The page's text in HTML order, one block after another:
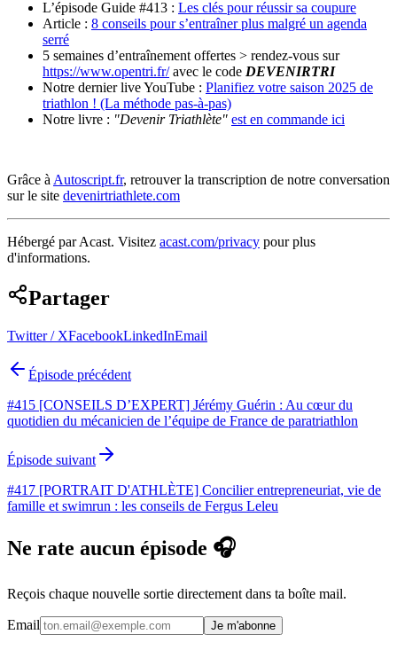
L’épisode Guide #413 : Les clés pour réussir sa coupure
Article : 8 conseils pour s’entraîner plus malgré un agenda
serré
5 semaines d’entraînement offertes > rendez-vous sur
https://www.opentri.fr/avec le code DEVENIRTRI
Notre dernier live YouTube : Planifiez votre saison 2025 de
triathlon ! (La méthode pas-à-pas)
Notre livre : "Devenir Triathlète" est en commande ici
Grâce àAutoscript.fr, retrouver la transcription de notre conversation
sur le site devenirtriathlete.com
Hébergé par Acast. Visitez acast.com/privacy pour plus
d'informations.
Partager
Twitter / XFacebookLinkedInEmail
Épisode précédent
#415 [CONSEILS D’EXPERT] Jérémy Guérin : Au cœur du
quotidien du mécanicien de l’équipe de France de paratriathlon
Épisode suivant
#417 [PORTRAIT D'ATHLÈTE] Concilier entrepreneuriat, vie de
famille et swimrun : les conseils de Fergus Leleu
Ne rate aucun épisode 🎧
Reçois chaque nouvelle sortie directement dans ta boîte mail.
Email Je m'abonne